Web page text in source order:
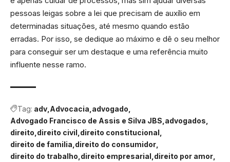
pessoas leigas sobre a lei que precisam de auxílio em
determinadas situações, até mesmo quando estão
erradas. Por isso, se dedique ao máximo e dê o seu melhor
para conseguir ser um destaque e uma referência muito
influente nesse ramo.
Tag: adv Advocacia advogado
Advogado Francisco de Assis e Silva JBS advogados
direito direito civil direito constitucional
direito de familia direito do consumidor
direito do trabalho direito empresarial direito por amor